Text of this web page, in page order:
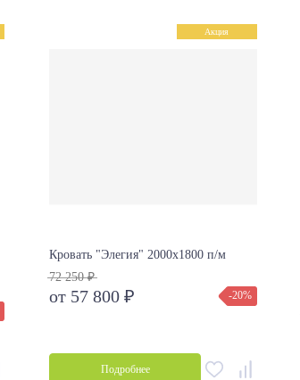
Акция
Кровать "Элегия" 2000х1800 п/м
72 250 ₽
от 57 800 ₽ -20%
Подробнее